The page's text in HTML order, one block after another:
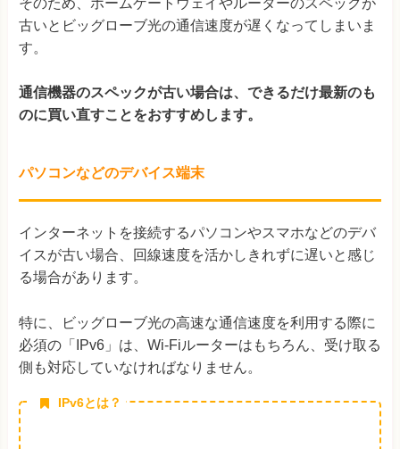
古いとビッグローブ光の通信速度が遅くなってしまいま
す。
通信機器のスペックが古い場合は、できるだけ最新のも
のに買い直すことをおすすめします。
パソコンなどのデバイス端末
インターネットを接続するパソコンやスマホなどのデバ
イスが古い場合、回線速度を活かしきれずに遅いと感じ
る場合があります。
特に、ビッグローブ光の高速な通信速度を利用する際に
必須の「IPv6」は、Wi-Fiルーターはもちろん、受け取る
側も対応していなければなりません。
IPv6とは？